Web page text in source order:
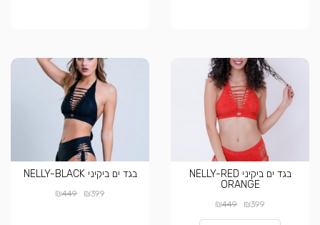
בגד ים ביקיני NELLY-RED
ORANGE
₪399
₪449
בגד ים ביקיני NELLY-BLACK
₪399
₪449